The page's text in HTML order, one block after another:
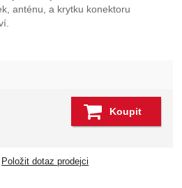
anténu, a krytku konektoru
Koupit
Položit dotaz prodejci